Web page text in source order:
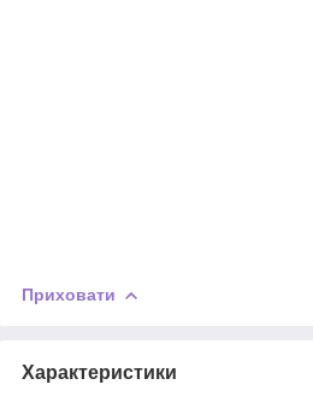
Приховати
Характеристики